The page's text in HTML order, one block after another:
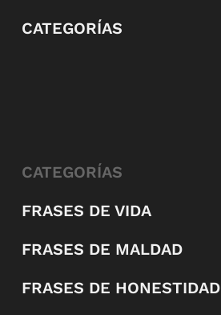
CATEGORÍAS
CATEGORÍAS
FRASES DE VIDA
FRASES DE MALDAD
FRASES DE HONESTIDAD